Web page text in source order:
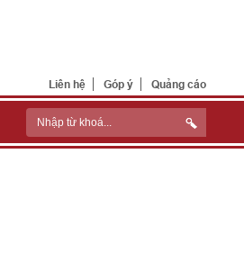
Liên hệ Góp ý Quảng cáo